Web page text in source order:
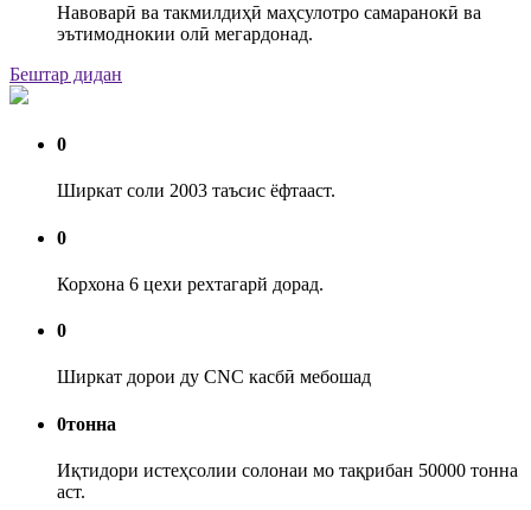
Навоварӣ ва такмилдиҳӣ маҳсулотро самаранокӣ ва
эътимоднокии олӣ мегардонад.
Бештар дидан
0
Ширкат соли 2003 таъсис ёфтааст.
0
Корхона 6 цехи рехтагарй дорад.
0
Ширкат дорои ду CNC касбӣ мебошад
0тонна
Иқтидори истеҳсолии солонаи мо тақрибан 50000 тонна
аст.